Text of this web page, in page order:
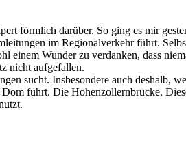
förmlich darüber. So ging es mir
im Regionalverkehr führt.
einem Wunder zu verdanken, dass
nicht aufgefallen.
sucht. Insbesondere auch deshalb,
führt. Die Hohenzollernbrücke.